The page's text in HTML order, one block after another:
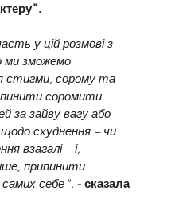
".
у цій розмові з
ми зможемо
стигми, сорому та
соромити
за зайву вагу або
щодо схуднення – чи
взагалі – і,
припинити
себе", - сказала